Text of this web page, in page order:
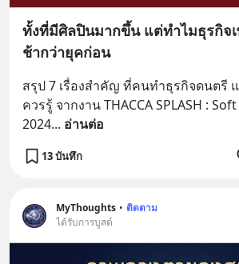
ทั้งที่มีศิลปินมากขึ้น แต่ทำไมธุรกิจ
ช้ากว่ายุคก่อน
สรุป 7 เรื่องสำคัญ ที่คนทำธุรกิจดนตรี
ควรรู้ จากงาน THACCA SPLASH :
2024... อ่านต่อ
13 บันทึก
MyThoughts • ติดตาม
ได้รับการบูสต์